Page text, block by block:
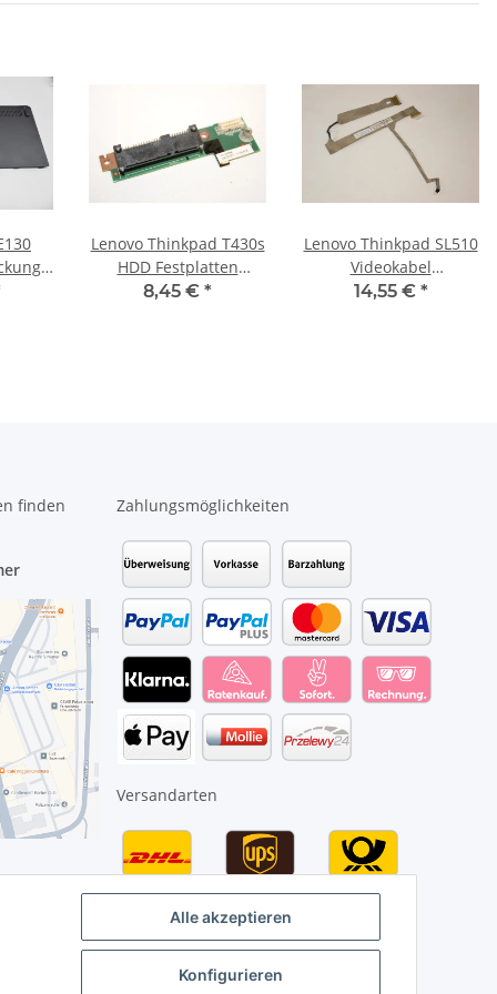
Alle akzeptieren
Konfigurieren
Lenovo Thinkpad T430s
HDD Festplatten
Connector 04W3996
8,45 € *
Lenovo Thinkpad SL510
Videokabel
Displaykabel 45M2857
14,55 € *
finden Zahlungsmöglichkeiten
Versandarten